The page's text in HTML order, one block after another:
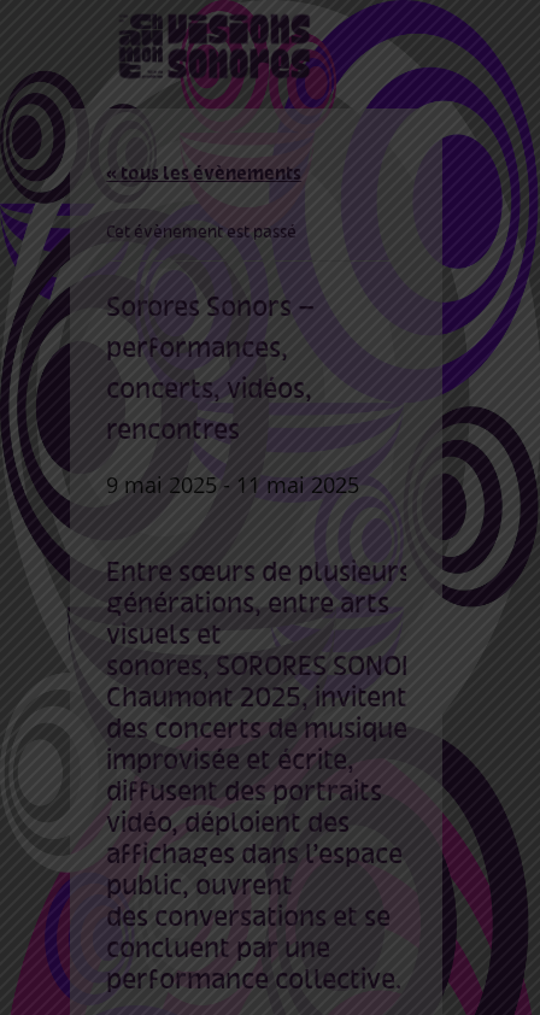
« tous les évènements
Cet évènement est passé
Sorores Sonors –
performances,
concerts, vidéos,
rencontres
9 mai 2025- 11 mai 2025
Entre sœurs de plusieurs
générations, entre arts
visuels et
sonores, SORORES SONORS
Chaumont 2025, invitent à
des concerts de musique
improvisée et écrite,
diffusent des portraits
vidéo, déploient des
affichages dans l’espace
public, ouvrent
des conversations et se
concluent par une
performance collective.